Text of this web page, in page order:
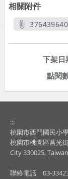
相關附件
下架日
點閱
:::
桃園市西門國民小
桃園市桃園區莒光
City 330025,
聯絡電話 03-